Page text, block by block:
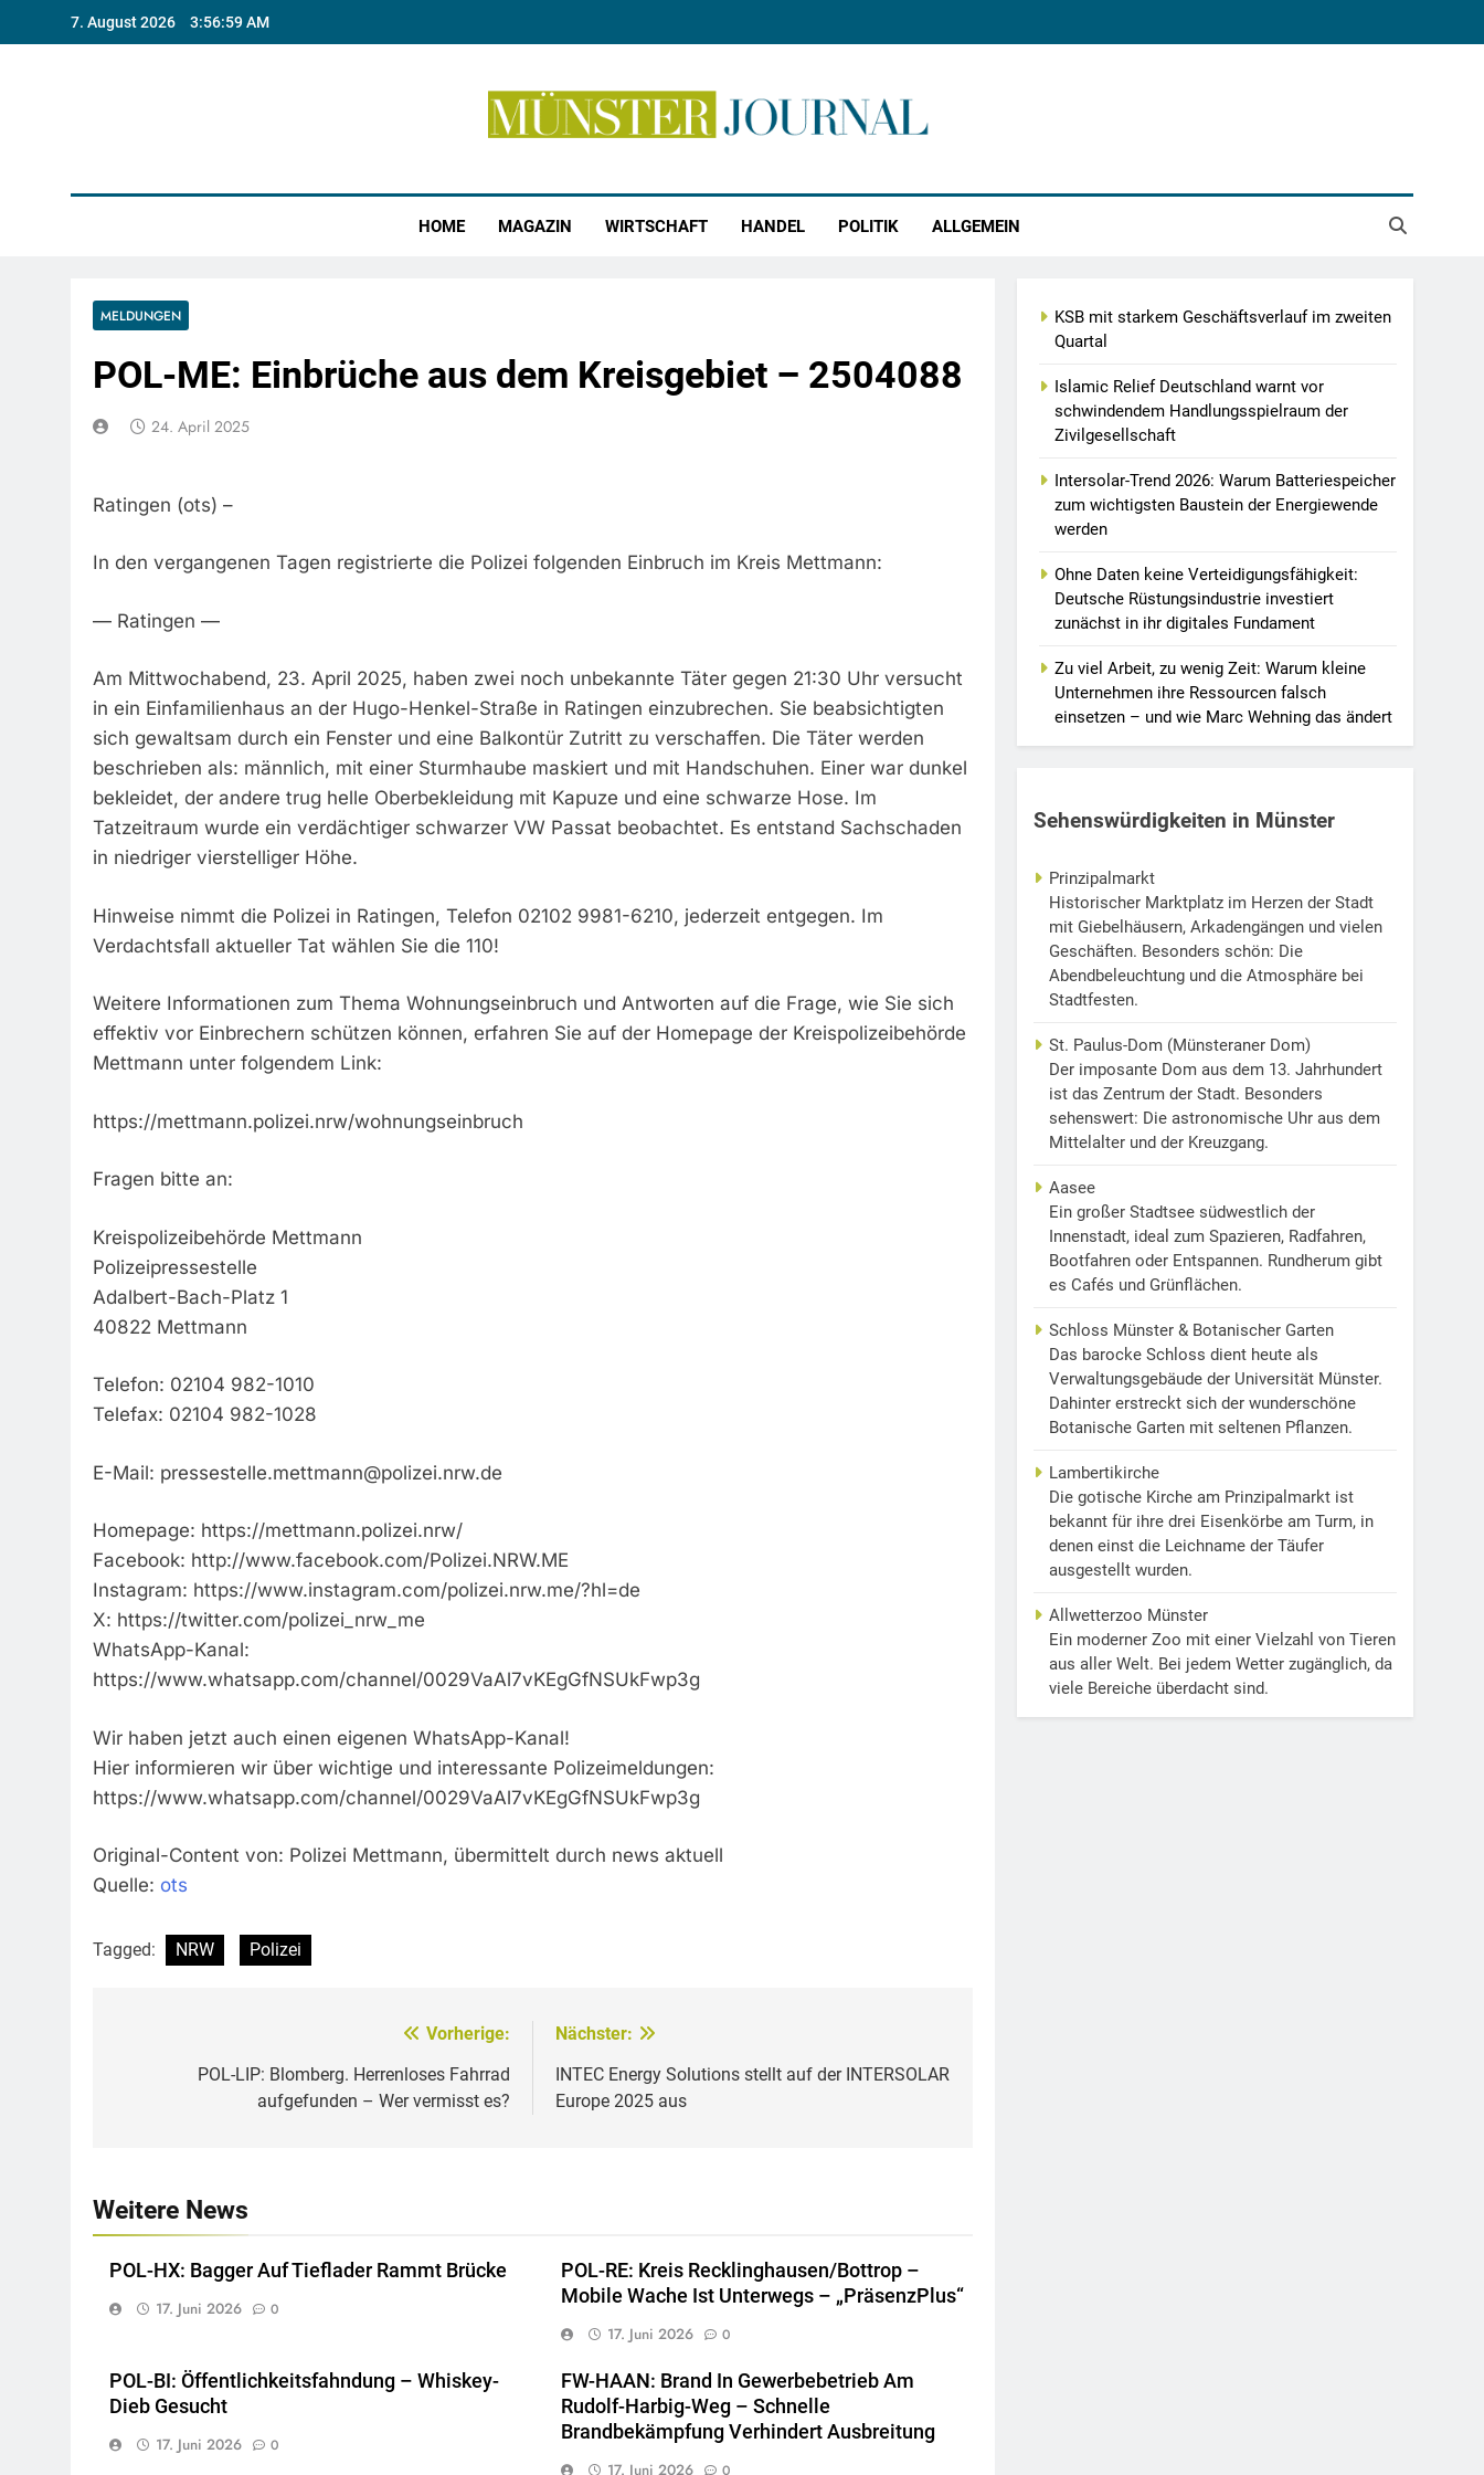
7. August 2026 3:56:59 AM
HOME MAGAZIN WIRTSCHAFT HANDEL POLITIK ALLGEMEIN
MELDUNGEN
POL-ME: Einbrüche aus dem Kreisgebiet – 2504088
24. April 2025
Ratingen (ots) –
In den vergangenen Tagen registrierte die Polizei folgenden Einbruch im Kreis Mettmann:
— Ratingen —
Am Mittwochabend, 23. April 2025, haben zwei noch unbekannte Täter gegen 21:30 Uhr versucht
in ein Einfamilienhaus an der Hugo-Henkel-Straße in Ratingen einzubrechen. Sie beabsichtigten
sich gewaltsam durch ein Fenster und eine Balkontür Zutritt zu verschaffen. Die Täter werden
beschrieben als: männlich, mit einer Sturmhaube maskiert und mit Handschuhen. Einer war dunkel
bekleidet, der andere trug helle Oberbekleidung mit Kapuze und eine schwarze Hose. Im
Tatzeitraum wurde ein verdächtiger schwarzer VW Passat beobachtet. Es entstand Sachschaden
in niedriger vierstelliger Höhe.
Hinweise nimmt die Polizei in Ratingen, Telefon 02102 9981-6210, jederzeit entgegen. Im
Verdachtsfall aktueller Tat wählen Sie die 110!
Weitere Informationen zum Thema Wohnungseinbruch und Antworten auf die Frage, wie Sie sich
effektiv vor Einbrechern schützen können, erfahren Sie auf der Homepage der Kreispolizeibehörde
Mettmann unter folgendem Link:
https://mettmann.polizei.nrw/wohnungseinbruch
Fragen bitte an:
Kreispolizeibehörde Mettmann
Polizeipressestelle
Adalbert-Bach-Platz 1
40822 Mettmann
Telefon: 02104 982-1010
Telefax: 02104 982-1028
E-Mail: pressestelle.mettmann@polizei.nrw.de
Homepage: https://mettmann.polizei.nrw/
Facebook: http://www.facebook.com/Polizei.NRW.ME
Instagram: https://www.instagram.com/polizei.nrw.me/?hl=de
X: https://twitter.com/polizei_nrw_me
WhatsApp-Kanal:
https://www.whatsapp.com/channel/0029VaAl7vKEgGfNSUkFwp3g
Wir haben jetzt auch einen eigenen WhatsApp-Kanal!
Hier informieren wir über wichtige und interessante Polizeimeldungen:
https://www.whatsapp.com/channel/0029VaAl7vKEgGfNSUkFwp3g
Original-Content von: Polizei Mettmann, übermittelt durch news aktuell
Quelle: ots
Tagged: NRW Polizei
Vorherige:
POL-LIP: Blomberg. Herrenloses Fahrrad
aufgefunden – Wer vermisst es?
Nächster:
INTEC Energy Solutions stellt auf der INTERSOLAR
Europe 2025 aus
Weitere News
POL-HX: Bagger Auf Tieflader Rammt Brücke
17. Juni 2026 0
POL-RE: Kreis Recklinghausen/Bottrop –
Mobile Wache Ist Unterwegs – „PräsenzPlus“
17. Juni 2026 0
POL-BI: Öffentlichkeitsfahndung – Whiskey-
Dieb Gesucht
17. Juni 2026 0
FW-HAAN: Brand In Gewerbebetrieb Am
Rudolf-Harbig-Weg – Schnelle
Brandbekämpfung Verhindert Ausbreitung
17. Juni 2026 0
KSB mit starkem Geschäftsverlauf im zweiten
Quartal
Islamic Relief Deutschland warnt vor
schwindendem Handlungsspielraum der
Zivilgesellschaft
Intersolar-Trend 2026: Warum Batteriespeicher
zum wichtigsten Baustein der Energiewende
werden
Ohne Daten keine Verteidigungsfähigkeit:
Deutsche Rüstungsindustrie investiert
zunächst in ihr digitales Fundament
Zu viel Arbeit, zu wenig Zeit: Warum kleine
Unternehmen ihre Ressourcen falsch
einsetzen – und wie Marc Wehning das ändert
Sehenswürdigkeiten in Münster
Prinzipalmarkt
Historischer Marktplatz im Herzen der Stadt
mit Giebelhäusern, Arkadengängen und vielen
Geschäften. Besonders schön: Die
Abendbeleuchtung und die Atmosphäre bei
Stadtfesten.
St. Paulus-Dom (Münsteraner Dom)
Der imposante Dom aus dem 13. Jahrhundert
ist das Zentrum der Stadt. Besonders
sehenswert: Die astronomische Uhr aus dem
Mittelalter und der Kreuzgang.
Aasee
Ein großer Stadtsee südwestlich der
Innenstadt, ideal zum Spazieren, Radfahren,
Bootfahren oder Entspannen. Rundherum gibt
es Cafés und Grünflächen.
Schloss Münster & Botanischer Garten
Das barocke Schloss dient heute als
Verwaltungsgebäude der Universität Münster.
Dahinter erstreckt sich der wunderschöne
Botanische Garten mit seltenen Pflanzen.
Lambertikirche
Die gotische Kirche am Prinzipalmarkt ist
bekannt für ihre drei Eisenkörbe am Turm, in
denen einst die Leichname der Täufer
ausgestellt wurden.
Allwetterzoo Münster
Ein moderner Zoo mit einer Vielzahl von Tieren
aus aller Welt. Bei jedem Wetter zugänglich, da
viele Bereiche überdacht sind.